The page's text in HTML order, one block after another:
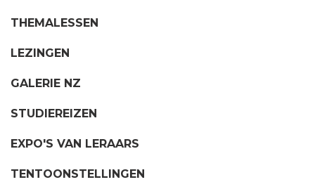
THEMALESSEN
LEZINGEN
GALERIE NZ
STUDIEREIZEN
EXPO'S VAN LERAARS
TENTOONSTELLINGEN